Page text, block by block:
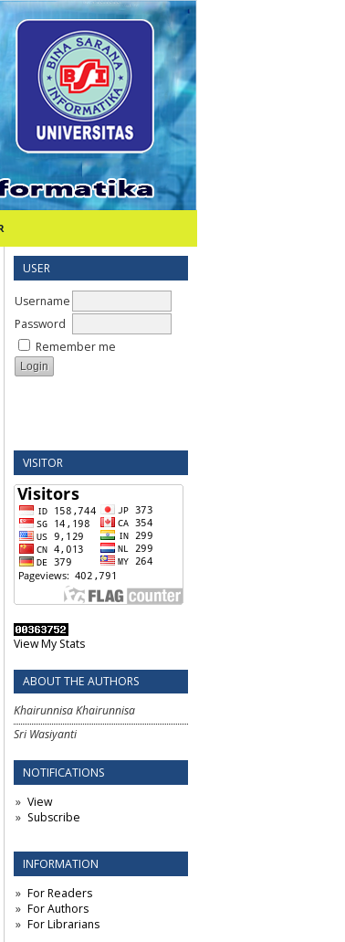
USER
Username
Password
Remember me
VISITOR
View My Stats
ABOUT THE AUTHORS
Khairunnisa Khairunnisa
Sri Wasiyanti
NOTIFICATIONS
View
Subscribe
INFORMATION
For Readers
For Authors
For Librarians